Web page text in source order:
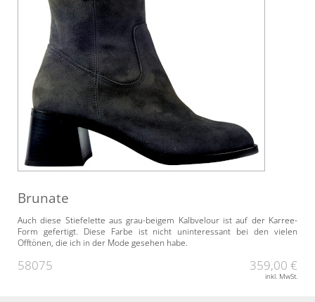
Brunate
Auch diese Stiefelette aus grau-beigem Kalbvelour ist auf der Karree-
Form gefertigt. Diese Farbe ist nicht uninteressant bei den vielen
Offtönen, die ich in der Mode gesehen habe.
58075 359,00 €
inkl. MwSt.